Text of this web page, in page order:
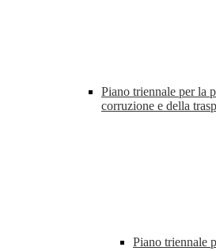
Piano triennale per la
corruzione e della
Piano triennale